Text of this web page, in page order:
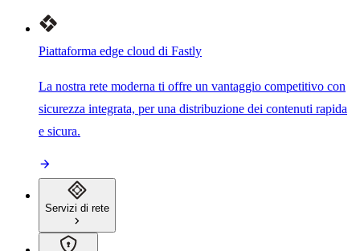
Piattaforma edge cloud di Fastly
La nostra rete moderna ti offre un vantaggio competitivo con
sicurezza integrata, per una distribuzione dei contenuti rapida
e sicura.
Servizi di rete